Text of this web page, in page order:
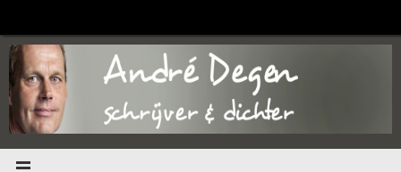
de
inhoud